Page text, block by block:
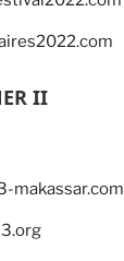
II
makassar.com